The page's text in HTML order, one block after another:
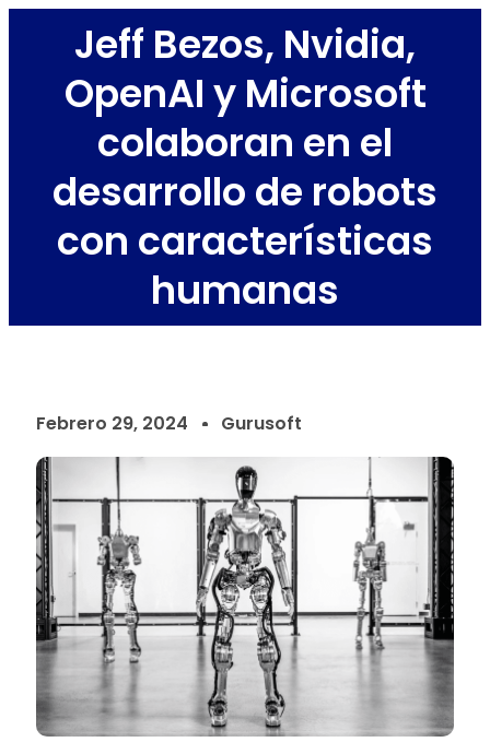
Jeff Bezos, Nvidia,
OpenAI y Microsoft
colaboran en el
desarrollo de robots
con características
humanas
Febrero 29, 2024 Gurusoft